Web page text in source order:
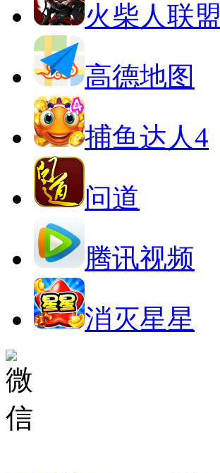
火柴人联盟
高德地图
捕鱼达人4
问道
腾讯视频
消灭星星